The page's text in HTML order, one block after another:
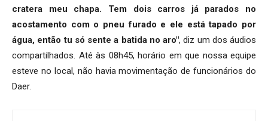
cratera meu chapa. Tem dois carros já parados no
acostamento com o pneu furado e ele está tapado por
água, então tu só sente a batida no aro", diz um dos áudios
compartilhados. Até às 08h45, horário em que nossa equipe
esteve no local, não havia movimentação de funcionários do
Daer.